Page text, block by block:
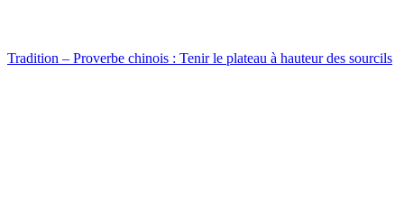
Tradition – Proverbe chinois : Tenir le plateau à hauteur des sourcils